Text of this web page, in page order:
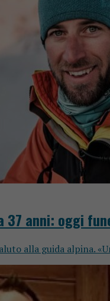
37 anni: oggi
alla guida alpina.